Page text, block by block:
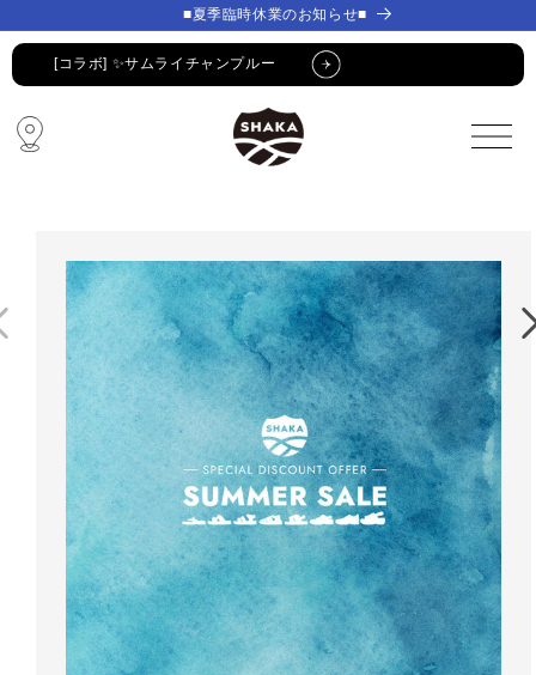
ンツに
進む
ンツに
進む
■夏季臨時休業のお知らせ■
[コラボ] ✨サムライチャンプルー
[コラボ] ✨サムライチャンプルー
🔥 SUMMER SALE 🔥
🩴 POP-UP STORE🩴
コラボ・限定アイテム
公式LINE新規登録でクーポンGET